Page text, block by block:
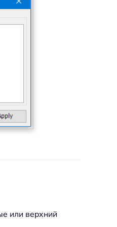
или верхний